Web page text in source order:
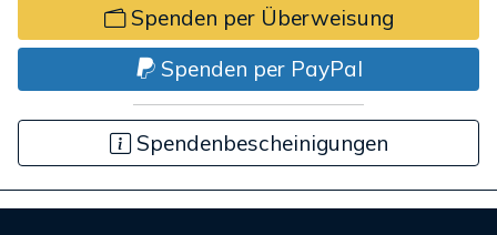
Spenden per Überweisung
Spenden per PayPal
Spendenbescheinigungen